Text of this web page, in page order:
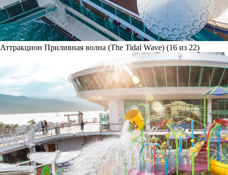
Аттракцион Приливная волна (The Tidal Wave) (16 из 22)